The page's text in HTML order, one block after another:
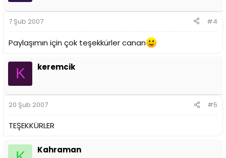
7 Şub 2007 #4
Paylaşımın için çok teşekkürler canan
K keremcik
20 Şub 2007 #5
TEŞEKKÜRLER
Kahraman